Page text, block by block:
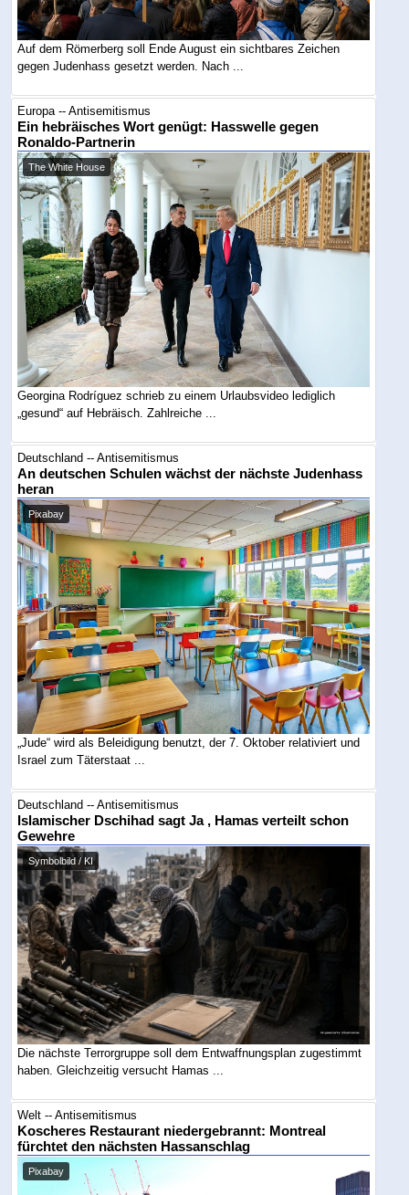
Auf dem Römerberg soll Ende August ein sichtbares Zeichen
gegen Judenhass gesetzt werden. Nach ...
Europa -- Antisemitismus
Ein hebräisches Wort genügt: Hasswelle gegen
Ronaldo-Partnerin
The White House
Georgina Rodríguez schrieb zu einem Urlaubsvideo lediglich
„gesund“ auf Hebräisch. Zahlreiche ...
Deutschland -- Antisemitismus
An deutschen Schulen wächst der nächste Judenhass
heran
Pixabay
„Jude“ wird als Beleidigung benutzt, der 7. Oktober relativiert und
Israel zum Täterstaat ...
Deutschland -- Antisemitismus
Islamischer Dschihad sagt Ja , Hamas verteilt schon
Gewehre
Symbolbild / KI
Die nächste Terrorgruppe soll dem Entwaffnungsplan zugestimmt
haben. Gleichzeitig versucht Hamas ...
Welt -- Antisemitismus
Koscheres Restaurant niedergebrannt: Montreal
fürchtet den nächsten Hassanschlag
Pixabay